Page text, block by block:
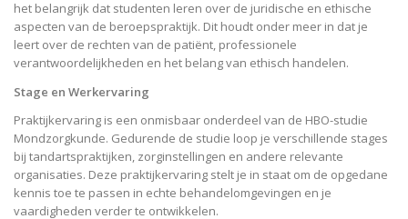
het belangrijk dat studenten leren over de juridische en ethische
aspecten van de beroepspraktijk. Dit houdt onder meer in dat je
leert over de rechten van de patiënt, professionele
verantwoordelijkheden en het belang van ethisch handelen.
Stage en Werkervaring
Praktijkervaring is een onmisbaar onderdeel van de HBO-studie
Mondzorgkunde. Gedurende de studie loop je verschillende stages
bij tandartspraktijken, zorginstellingen en andere relevante
organisaties. Deze praktijkervaring stelt je in staat om de opgedane
kennis toe te passen in echte behandelomgevingen en je
vaardigheden verder te ontwikkelen.